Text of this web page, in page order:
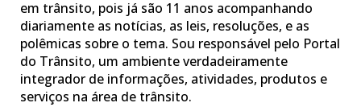
em trânsito, pois já são 11 anos acompanhando
diariamente as notícias, as leis, resoluções, e as
polêmicas sobre o tema. Sou responsável pelo Portal
do Trânsito, um ambiente verdadeiramente
integrador de informações, atividades, produtos e
serviços na área de trânsito.